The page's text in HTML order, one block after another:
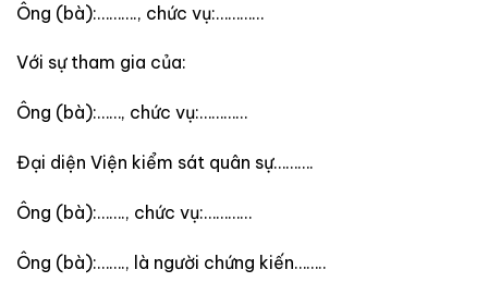
Ông (bà):………., chức vụ:…………
Với sự tham gia của:
Ông (bà):……, chức vụ:…………
Đại diện Viện kiểm sát quân sự……….
Ông (bà):……., chức vụ:…………
Ông (bà):……., là người chứng kiến……..